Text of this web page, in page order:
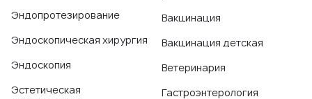
Эндопротезирование
Эндоскопическая хирургия
Эндоскопия
Эстетическая
Вакцинация
Вакцинация детская
Ветеринария
Гастроэнтерология